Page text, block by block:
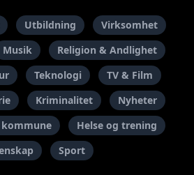
Utbildning
Virksomhet
Musik
Religion & Andlighet
Teknologi
TV & Film
Kriminalitet
Nyheter
Helse og trening
Sport